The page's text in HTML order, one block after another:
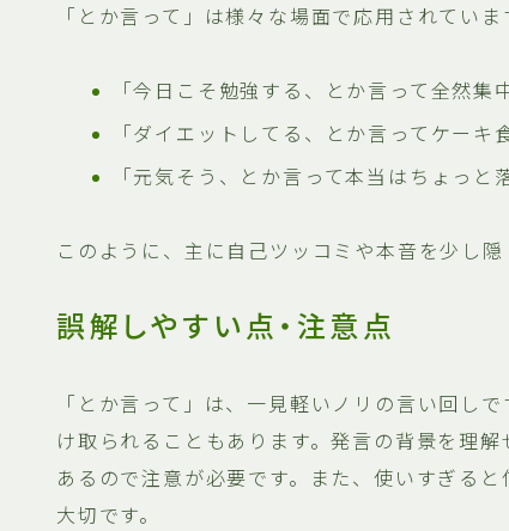
「とか言って」は様々な場面で応用されてい
「今日こそ勉強する、とか言って全然集
「ダイエットしてる、とか言ってケーキ
「元気そう、とか言って本当はちょっと
このように、主に自己ツッコミや本音を少し隠
誤解しやすい点・注意点
「とか言って」は、一見軽いノリの言い回し
け取られることもあります。発言の背景を理
あるので注意が必要です。また、使いすぎる
大切です。